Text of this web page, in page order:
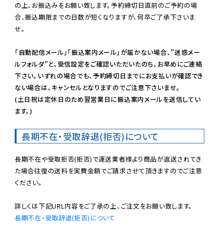
の上、お振込みをお願い致します。予約締切日直前のご予約の場
合、振込期限までの日数が短くなりますが、何卒ご了承下さいま
せ。
「自動配信メール」「振込案内メール」が届かない場合、”迷惑メー
ルフォルダ”と、受信設定をご確認いただいたのち、お早めにご連絡
下さい。いずれの場合でも、予約締切日までにお支払いが確認でき
ない場合は、キャンセルとなりますのでご注意下さいませ。
(土日祝は定休日のため翌営業日に振込案内メールを送信してい
ます。)
長期不在・受取辞退(拒否)について
長期不在や受取拒否(拒否)で運送業者様より商品が返送されてき
た場合往復の送料を実費金額でご請求させて頂きますのでご注意
ください。
長期不在・受取辞退(拒否)について